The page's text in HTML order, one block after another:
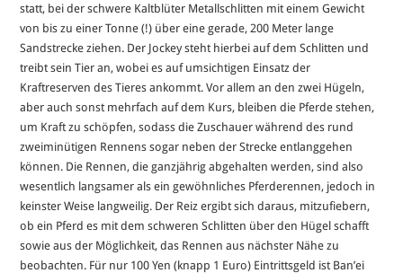
statt, bei der schwere Kaltblüter Metallschlitten mit einem Gewicht
von bis zu einer Tonne (!) über eine gerade, 200 Meter lange
Sandstrecke ziehen. Der Jockey steht hierbei auf dem Schlitten und
treibt sein Tier an, wobei es auf umsichtigen Einsatz der
Kraftreserven des Tieres ankommt. Vor allem an den zwei Hügeln,
aber auch sonst mehrfach auf dem Kurs, bleiben die Pferde stehen,
um Kraft zu schöpfen, sodass die Zuschauer während des rund
zweiminütigen Rennens sogar neben der Strecke entlanggehen
können. Die Rennen, die ganzjährig abgehalten werden, sind also
wesentlich langsamer als ein gewöhnliches Pferderennen, jedoch in
keinster Weise langweilig. Der Reiz ergibt sich daraus, mitzufiebern,
ob ein Pferd es mit dem schweren Schlitten über den Hügel schafft
sowie aus der Möglichkeit, das Rennen aus nächster Nähe zu
beobachten. Für nur 100 Yen (knapp 1 Euro) Eintrittsgeld ist Ban’ei